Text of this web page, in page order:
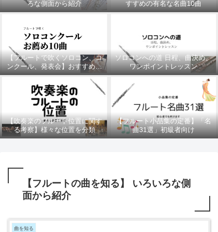
ろな側面から紹介
すすめの有名な名曲10曲
【フルートで吹くソロコン、コ
ンクール、発表会】おすすめの
10曲
ソロコンへの道 日程、曲決め、
ワンポイントレッスン
【吹奏楽のフルート位置に関す
る考察】様々な位置を分類
【フルート小品集の定番】「名
曲31選」初級者向け
【フルートの曲を知る】 いろいろな側
面から紹介
曲を知る